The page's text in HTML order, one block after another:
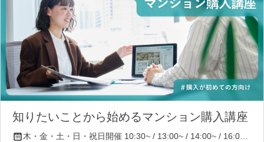
知りたいことから始めるマンション購入講座
木・金・土・日・祝日開催 10:30~ / 13:00~ / 14:00~ / 16:00~ / 17:00~/ 18:30~/ 19:30~